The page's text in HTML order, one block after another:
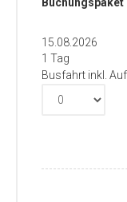
15.08.2026
1 Tag
Busfahrt inkl.